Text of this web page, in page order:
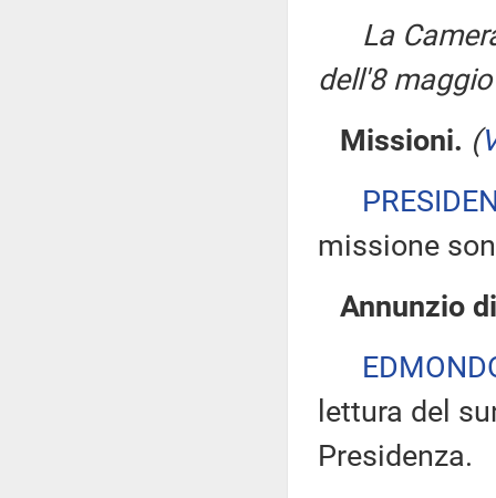
La
dell'8
Missioni. (
missione
Annunzio
lettura del
Presidenza.